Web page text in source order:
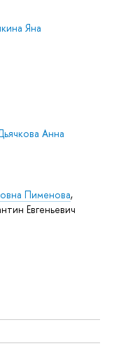
Яна
Анна
Пименова,
Евгеньевич